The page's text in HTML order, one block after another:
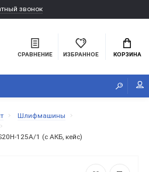
звонок
СРАВНЕНИЕ ИЗБРАННОЕ КОРЗИНА
Шлифмашины
125A/1 (с АКБ, кейс)